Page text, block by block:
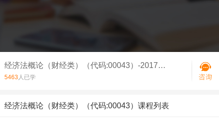
经济法概论（财经类）（代码:00043）-2017年10月经济法（财经类）真题
5463人已学
经济法概论（财经类）（代码:00043）课程列表